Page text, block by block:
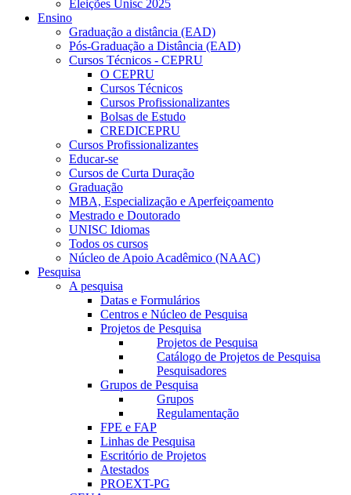
Eleições Unisc 2025
Ensino
Graduação a distância (EAD)
Pós-Graduação a Distância (EAD)
Cursos Técnicos - CEPRU
O CEPRU
Cursos Técnicos
Cursos Profissionalizantes
Bolsas de Estudo
CREDICEPRU
Cursos Profissionalizantes
Educar-se
Cursos de Curta Duração
Graduação
MBA, Especialização e Aperfeiçoamento
Mestrado e Doutorado
UNISC Idiomas
Todos os cursos
Núcleo de Apoio Acadêmico (NAAC)
Pesquisa
A pesquisa
Datas e Formulários
Centros e Núcleo de Pesquisa
Projetos de Pesquisa
Projetos de Pesquisa
Catálogo de Projetos de Pesquisa
Pesquisadores
Grupos de Pesquisa
Grupos
Regulamentação
FPE e FAP
Linhas de Pesquisa
Escritório de Projetos
Atestados
PROEXT-PG